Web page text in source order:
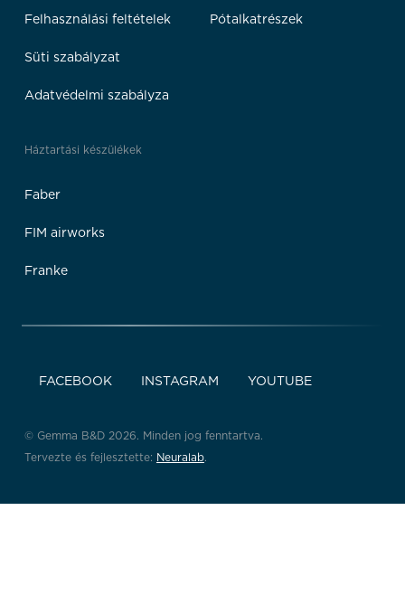
Felhasználási feltételek
Süti szabályzat
Adatvédelmi szabályza
Pótalkatrészek
Háztartási készülékek
Faber
FIM airworks
Franke
FACEBOOK INSTAGRAM YOUTUBE
© Gemma B&D 2026. Minden jog fenntartva.
Tervezte és fejlesztette: Neuralab.